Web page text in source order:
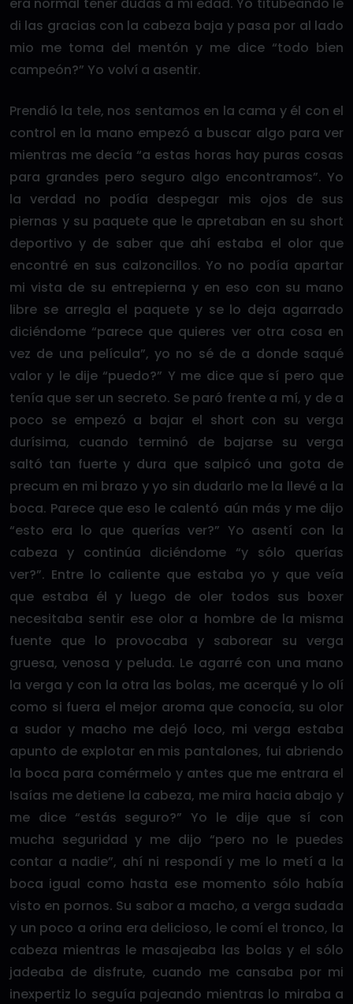
di las gracias con la cabeza baja y pasa por al lado
mio me toma del mentón y me dice “todo bien
campeón?” Yo volví a asentir.
Prendió la tele, nos sentamos en la cama y él con el
control en la mano empezó a buscar algo para ver
mientras me decía “a estas horas hay puras cosas
para grandes pero seguro algo encontramos”. Yo
la verdad no podía despegar mis ojos de sus
piernas y su paquete que le apretaban en su short
deportivo y de saber que ahí estaba el olor que
encontré en sus calzoncillos. Yo no podía apartar
mi vista de su entrepierna y en eso con su mano
libre se arregla el paquete y se lo deja agarrado
diciéndome “parece que quieres ver otra cosa en
vez de una película”, yo no sé de a donde saqué
valor y le dije “puedo?” Y me dice que sí pero que
tenía que ser un secreto. Se paró frente a mí, y de a
poco se empezó a bajar el short con su verga
durísima, cuando terminó de bajarse su verga
saltó tan fuerte y dura que salpicó una gota de
precum en mi brazo y yo sin dudarlo me la llevé a la
boca. Parece que eso le calentó aún más y me dijo
“esto era lo que querías ver?” Yo asentí con la
cabeza y continúa diciéndome “y sólo querías
ver?”. Entre lo caliente que estaba yo y que veía
que estaba él y luego de oler todos sus boxer
necesitaba sentir ese olor a hombre de la misma
fuente que lo provocaba y saborear su verga
gruesa, venosa y peluda. Le agarré con una mano
la verga y con la otra las bolas, me acerqué y lo olí
como si fuera el mejor aroma que conocía, su olor
a sudor y macho me dejó loco, mi verga estaba
apunto de explotar en mis pantalones, fui abriendo
la boca para comérmelo y antes que me entrara el
Isaías me detiene la cabeza, me mira hacia abajo y
me dice “estás seguro?” Yo le dije que sí con
mucha seguridad y me dijo “pero no le puedes
contar a nadie”, ahí ni respondí y me lo metí a la
boca igual como hasta ese momento sólo había
visto en pornos. Su sabor a macho, a verga sudada
y un poco a orina era delicioso, le comí el tronco, la
cabeza mientras le masajeaba las bolas y el sólo
jadeaba de disfrute, cuando me cansaba por mi
inexpertiz lo seguía pajeando mientras lo miraba a